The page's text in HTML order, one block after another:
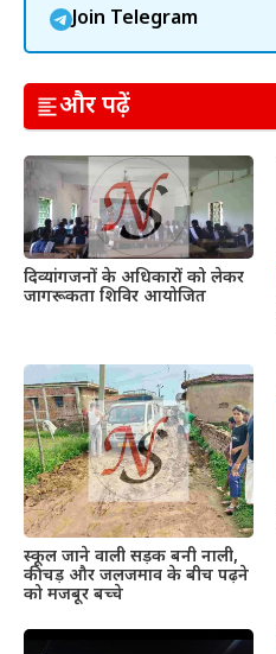
Join Telegram
और पढ़ें
दिव्यांगजनों के अधिकारों को लेकर
जागरूकता शिविर आयोजित
स्कूल जाने वाली सड़क बनी नाली,
कीचड़ और जलजमाव के बीच पढ़ने
को मजबूर बच्चे